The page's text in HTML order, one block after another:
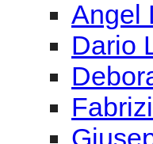
Angel
Dario